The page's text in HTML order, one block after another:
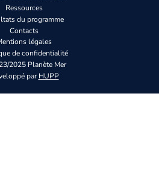
Ressources
du programme
Contacts
légales
de confidentialité
2025 Planète Mer
parHUPP